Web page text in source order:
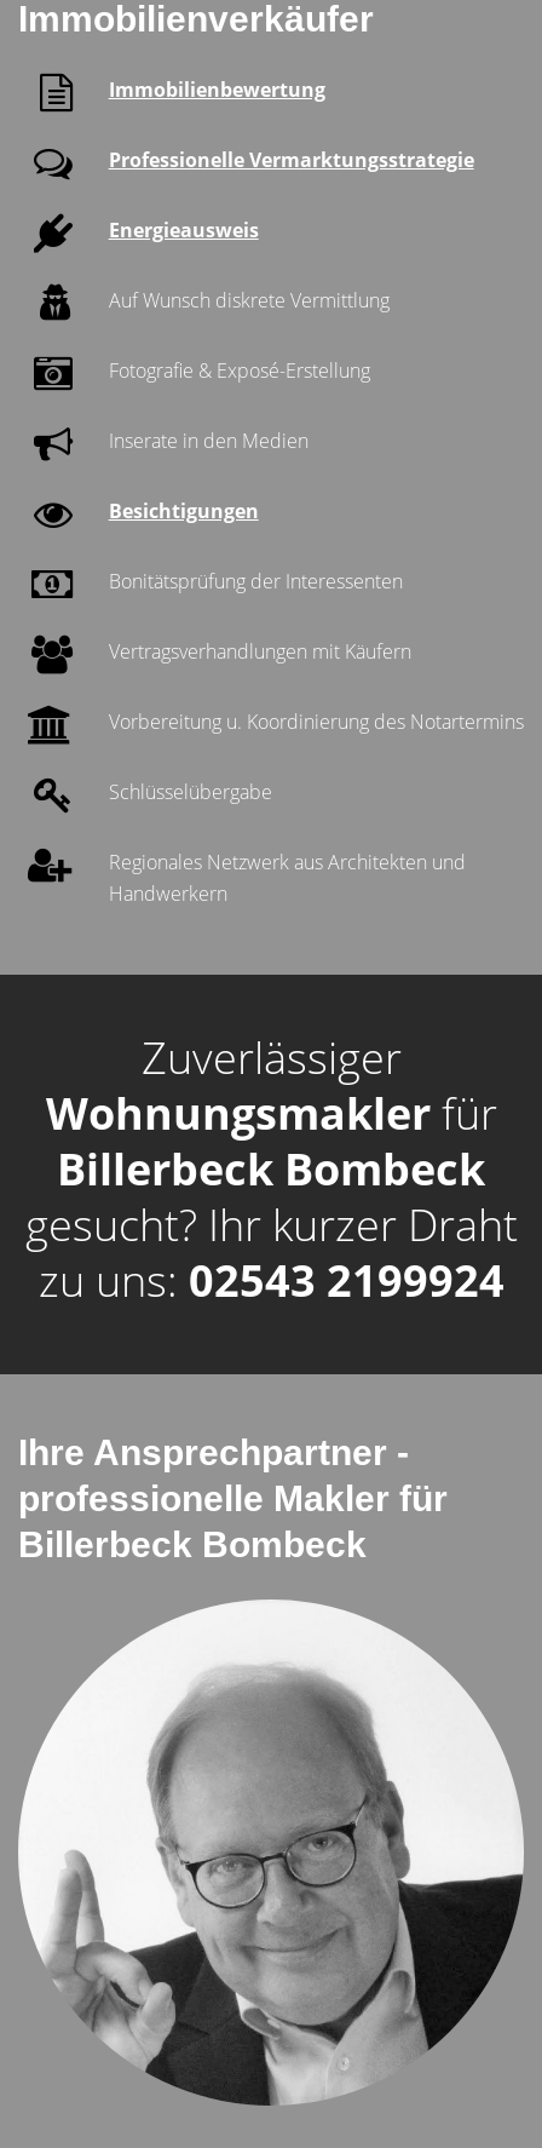
Immobilienverkäufer
Immobilienbewertung
Professionelle Vermarktungsstrategie
Energieausweis
Auf Wunsch diskrete Vermittlung
Fotografie & Exposé-Erstellung
Inserate in den Medien
Besichtigungen
Bonitätsprüfung der Interessenten
Vertragsverhandlungen mit Käufern
Vorbereitung u. Koordinierung des Notartermins
Schlüsselübergabe
Regionales Netzwerk aus Architekten und
Handwerkern
Zuverlässiger
Wohnungsmaklerfür
Billerbeck Bombeck
gesucht? Ihr kurzer Draht
zu uns: 02543 2199924
Ihre Ansprechpartner -
professionelle Makler für
Billerbeck Bombeck